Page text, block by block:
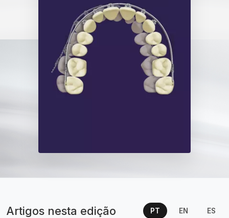
Artigos nesta edição PT EN ES